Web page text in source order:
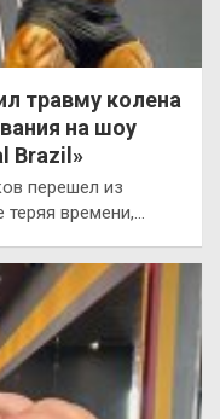
травму колена
на шоу
Brazil»
перешел из
теряя времени,…